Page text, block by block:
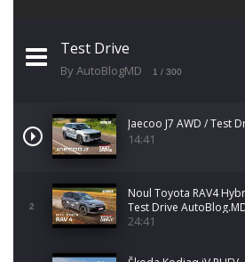
Test Drive
By AutoBlogMD 1 / 300
Jaecoo J7 AWD / Test
14:41
2
Noul Toyota RAV4
Test Drive
24:41